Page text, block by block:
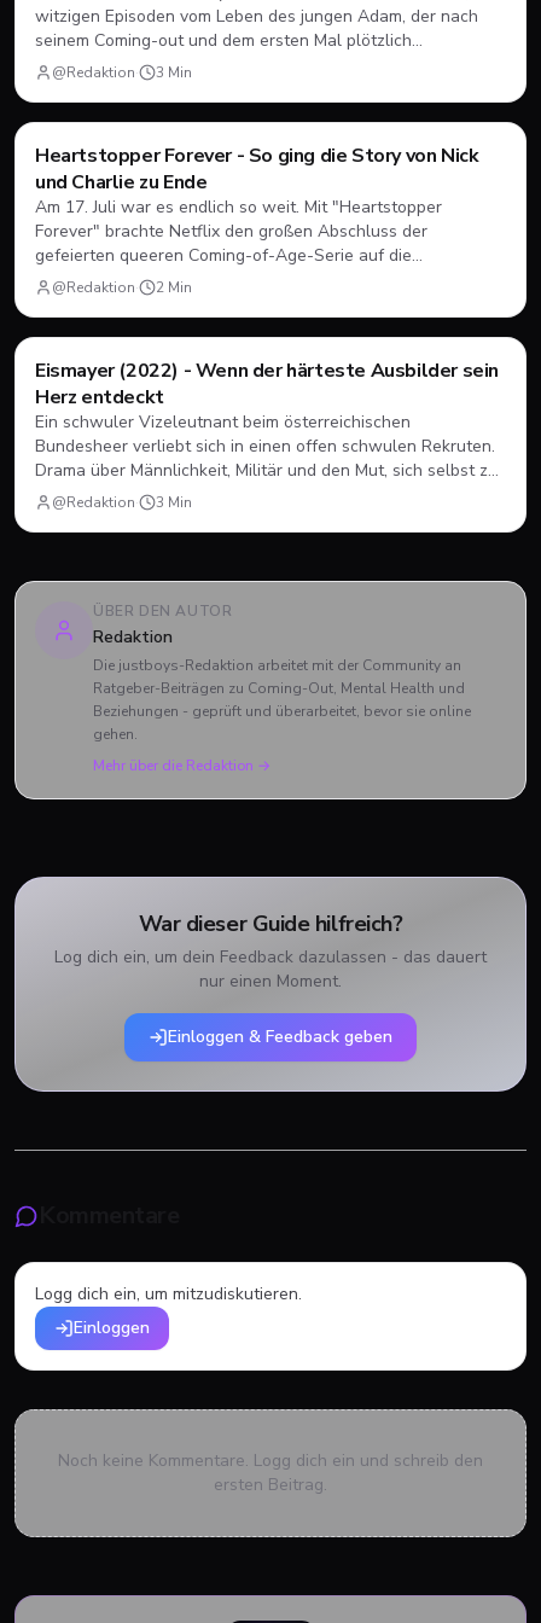
witzigen Episoden vom Leben des jungen Adam, der nach
seinem Coming-out und dem ersten Mal plötzlich
herausfinden muss, wie Dating, Freundschaft und Familie
unter neuen Vorzeichen funktionieren.
@Redaktion· 3 Min
Filme & Serien
Heartstopper Forever - So ging die Story von Nick
und Charlie zu Ende
Am 17. Juli war es endlich so weit. Mit "Heartstopper
Forever" brachte Netflix den großen Abschluss der
gefeierten queeren Coming-of-Age-Serie auf die
Bildschirme. Statt einer vierten Staffel gab es diesmal einen
abendfüllenden Spielfilm. Wir blicken zurück, wie sich Nick
@Redaktion· 2 Min
Filme & Serien
Eismayer (2022) - Wenn der härteste Ausbilder sein
Herz entdeckt
Ein schwuler Vizeleutnant beim österreichischen
Bundesheer verliebt sich in einen offen schwulen Rekruten.
Drama über Männlichkeit, Militär und den Mut, sich selbst zu
sein.@Redaktion· 3 Min
ÜBER DEN AUTOR
Redaktion
Die justboys-Redaktion arbeitet mit der Community an
Ratgeber-Beiträgen zu Coming-Out, Mental Health und
Beziehungen - geprüft und überarbeitet, bevor sie online
gehen.
Mehr über die Redaktion →
War dieser Guide hilfreich?
Log dich ein, um dein Feedback dazulassen - das dauert
nur einen Moment.
Einloggen & Feedback geben
Logg dich ein, um mitzudiskutieren.
Einloggen
Noch keine Kommentare. Logg dich ein und schreib den
ersten Beitrag.